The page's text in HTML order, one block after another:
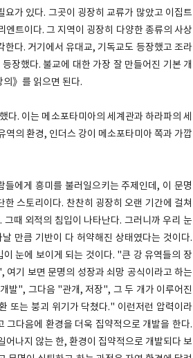
가 있다. 그곳이 굉장히 교류가 많았고 이집트
트이다. 그 지역이 굉장히 다양한 종류의 사상
다. 거기에서 유대교, 기독교도 등장했고 조라
장했다. 불교에 대한 가장 잘 만들어진 기본 개
》를 읽으면 된다.
. 이는 메소포타미아의 세계관과 하라파의 세
의 환경, 인더스 강이 메소포타미아 쪽과 가깝
에게 흥미를 불러일으키는 주제인데, 이 문명
스토리이다. 찬찬히 굉장히 오랜 기간에 걸쳐
때 외적의 침입이 나타난다. 그러니까 우리 눈
만큼 기반이 다 허약해진 상태였다는 것이다.
눈에 보이게 되는 것이다. "큰 강 유역들의 장
여기 보면 문명의 성장과 쇠망 공식이라고 하는
발", 그다음 "관개, 저장", 그 두 개가 이루어진
또는 붕괴 위기가 닥쳤다." 이런저런 압력이라
그다음에 환경을 더욱 집약적으로 개발을 한다.
나지 않는 한, 환경이 집약적으로 개발되다 보